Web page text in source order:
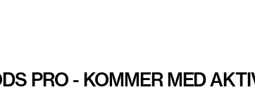
PRO - KOMMER MED